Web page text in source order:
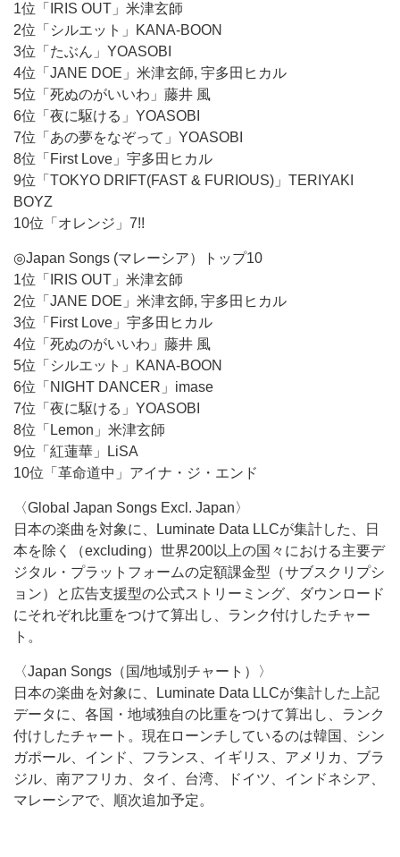
1位「IRIS OUT」米津玄師
2位「シルエット」KANA-BOON
3位「たぶん」YOASOBI
4位「JANE DOE」米津玄師, 宇多田ヒカル
5位「死ぬのがいいわ」藤井 風
6位「夜に駆ける」YOASOBI
7位「あの夢をなぞって」YOASOBI
8位「First Love」宇多田ヒカル
9位「TOKYO DRIFT(FAST & FURIOUS)」TERIYAKI
BOYZ
10位「オレンジ」7!!
◎Japan Songs (マレーシア）トップ10
1位「IRIS OUT」米津玄師
2位「JANE DOE」米津玄師, 宇多田ヒカル
3位「First Love」宇多田ヒカル
4位「死ぬのがいいわ」藤井 風
5位「シルエット」KANA-BOON
6位「NIGHT DANCER」imase
7位「夜に駆ける」YOASOBI
8位「Lemon」米津玄師
9位「紅蓮華」LiSA
10位「革命道中」アイナ・ジ・エンド
〈Global Japan Songs Excl. Japan〉
日本の楽曲を対象に、Luminate Data LLCが集計した、日
本を除く（excluding）世界200以上の国々における主要デ
ジタル・プラットフォームの定額課金型（サブスクリプシ
ョン）と広告支援型の公式ストリーミング、ダウンロード
にそれぞれ比重をつけて算出し、ランク付けしたチャー
ト。
〈Japan Songs（国/地域別チャート）〉
日本の楽曲を対象に、Luminate Data LLCが集計した上記
データに、各国・地域独自の比重をつけて算出し、ランク
付けしたチャート。現在ローンチしているのは韓国、シン
ガポール、インド、フランス、イギリス、アメリカ、ブラ
ジル、南アフリカ、タイ、台湾、ドイツ、インドネシア、
マレーシアで、順次追加予定。